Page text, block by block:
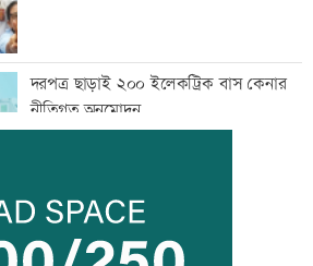
দরপত্র ছাড়াই ২০০ ইলেকট্রিক বাস কেনার
নীতিগত অনুমোদন
তনু হত্যার আসামি সাবেক সেনাসদস্য
হাফিজুরকে আত্মসমর্পণের নির্দেশ